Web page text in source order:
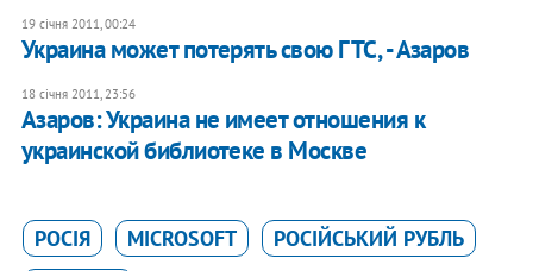
19 січня 2011, 00:24
Украина может потерять свою ГТС, - Азаров
18 січня 2011, 23:56
Азаров: Украина не имеет отношения к
украинской библиотеке в Москве
РОСІЯ MICROSOFT
РОСІЙСЬКИЙ РУБЛЬ